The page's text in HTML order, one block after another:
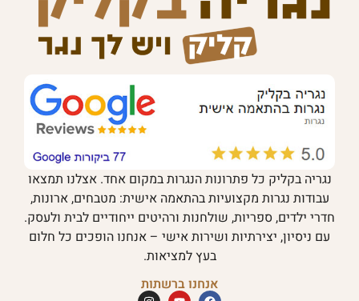
נגריה בקליק כל פתרונות הנגרות במקום אחד. אצלנו תמצאו
עבודות נגרות מקצועיות בהתאמה אישית: מטבחים, ארונות,
חדרי ילדים, ספריות, שולחנות ורהיטים ייחודיים לבית ולעסק.
עם ניסיון, יצירתיות ושירות אישי – אנחנו הופכים כל חלום
בעץ למציאות.
אנחנו ברשתות